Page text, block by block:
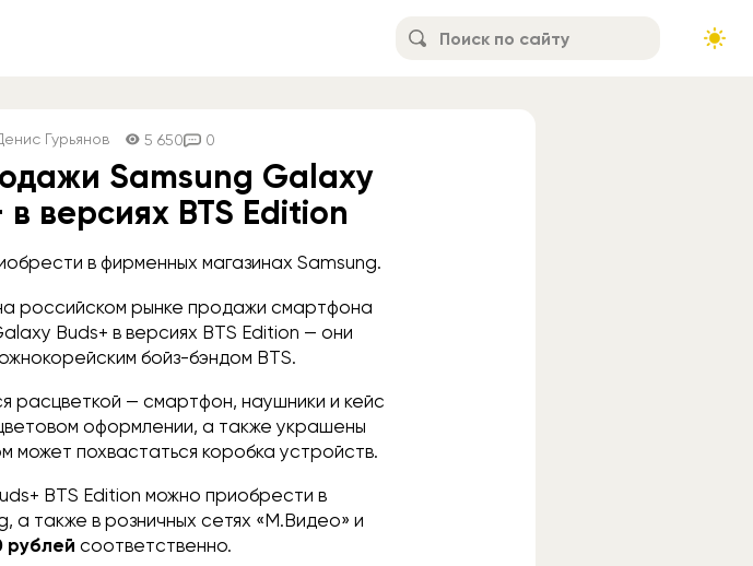
Гурьянов 5 650 0
Samsung Galaxy
версиях BTS Edition
в фирменных магазинах Samsung.
российском рынке продажи смартфона
Buds+ в версиях BTS Edition — они
бойз-бэндом BTS.
расцветкой — смартфон, наушники и кейс
оформлении, а также украшены
может похвастаться коробка устройств.
BTS Edition можно приобрести в
а также в розничных сетях «М.Видео» и
рублейсоответственно.